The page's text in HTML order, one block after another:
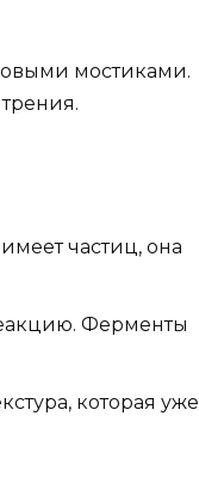
мостиками.
частиц, она
Ферменты
которая уже